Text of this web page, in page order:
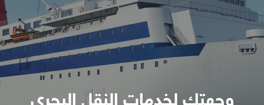
وجهتك لخدمات النقل البحري